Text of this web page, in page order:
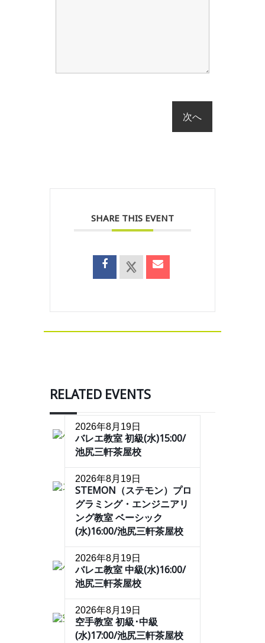
SHARE THIS EVENT
RELATED EVENTS
2026年8月19日
バレエ教室 初級(水)15:00/
池尻三軒茶屋校
2026年8月19日
STEMON（ステモン）プロ
グラミング・エンジニアリ
ング教室 ベーシック
(水)16:00/池尻三軒茶屋校
2026年8月19日
バレエ教室 中級(水)16:00/
池尻三軒茶屋校
2026年8月19日
空手教室 初級･中級
(水)17:00/池尻三軒茶屋校